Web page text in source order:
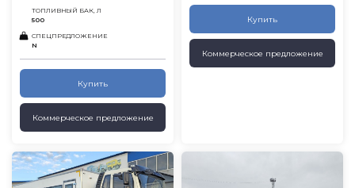
ТОПЛИВНЫЙ БАК, Л
500
СПЕЦПРЕДЛОЖЕНИЕ
N
Купить
Коммерческое предложение
Купить
Коммерческое предложение